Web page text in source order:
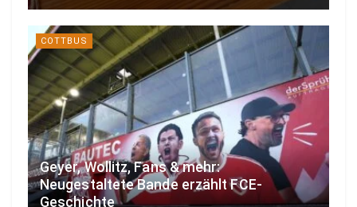
COTTBUS
Geyer, Wollitz, Fans & mehr:
Neugestaltete Bande erzählt FCE-
Geschichte